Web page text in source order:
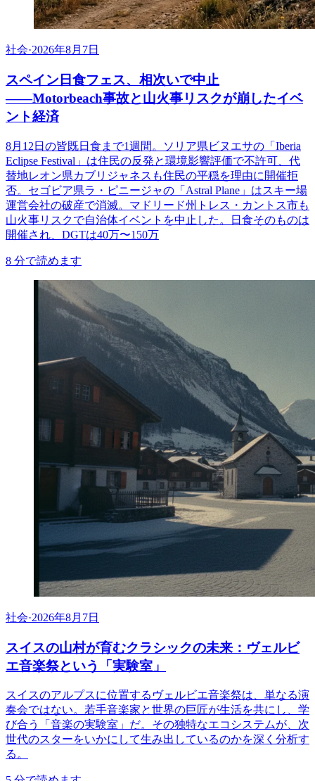
社会·2026年8月7日
スペイン日食フェス、相次いで中止
――Motorbeach事故と山火事リスクが崩したイベ
ント経済
8月12日の皆既日食まで1週間。ソリア県ビヌエサの「Iberia
Eclipse Festival」は住民の反発と環境影響評価で不許可、代
替地レオン県カブリジャネスも住民の平穏を理由に開催拒
否。セゴビア県ラ・ピニージャの「Astral Plane」はスキー場
運営会社の破産で消滅。マドリード州トレス・カントス市も
山火事リスクで自治体イベントを中止した。日食そのものは
開催され、DGTは40万〜150万
8 分で読めます
社会·2026年8月7日
スイスの山村が育むクラシックの未来：ヴェルビ
エ音楽祭という「実験室」
スイスのアルプスに位置するヴェルビエ音楽祭は、単なる演
奏会ではない。若手音楽家と世界の巨匠が生活を共にし、学
び合う「音楽の実験室」だ。その独特なエコシステムが、次
世代のスターをいかにして生み出しているのかを深く分析す
る。